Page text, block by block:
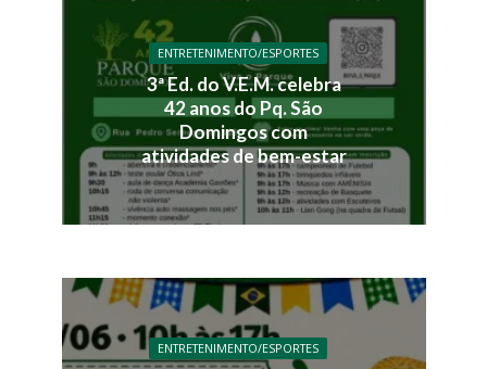
ENTRETENIMENTO/ESPORTES
3ª Ed. do V.E.M. celebra
42 anos do Pq. São
Domingos com
atividades de bem-estar
ENTRETENIMENTO/ESPORTES